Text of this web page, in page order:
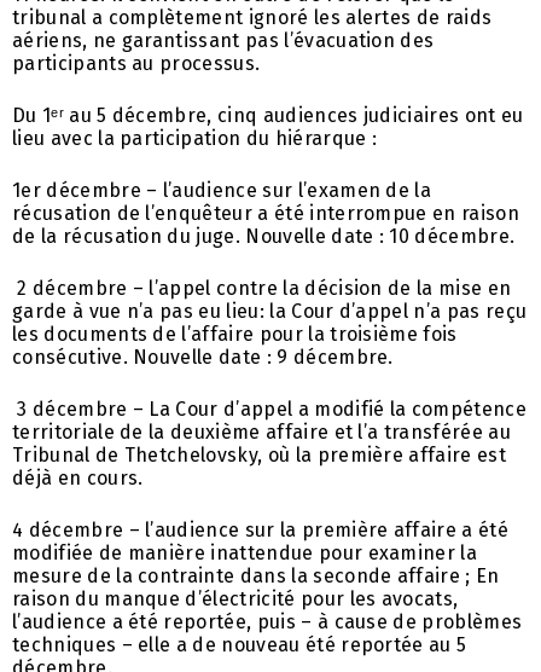
tribunal a complètement ignoré les alertes de raids
aériens, ne garantissant pas l’évacuation des
participants au processus.
Du 1ᵉʳ au 5 décembre, cinq audiences judiciaires ont eu
lieu avec la participation du hiérarque :
1er décembre – l’audience sur l’examen de la
récusation de l’enquêteur a été interrompue en raison
de la récusation du juge. Nouvelle date : 10 décembre.
2 décembre – l’appel contre la décision de la mise en
garde à vue n’a pas eu lieu: la Cour d’appel n’a pas reçu
les documents de l’affaire pour la troisième fois
consécutive. Nouvelle date : 9 décembre.
3 décembre – La Cour d’appel a modifié la compétence
territoriale de la deuxième affaire et l’a transférée au
Tribunal de Thetchelovsky, où la première affaire est
déjà en cours.
4 décembre – l’audience sur la première affaire a été
modifiée de manière inattendue pour examiner la
mesure de la contrainte dans la seconde affaire ; En
raison du manque d’électricité pour les avocats,
l’audience a été reportée, puis – à cause de problèmes
techniques – elle a de nouveau été reportée au 5